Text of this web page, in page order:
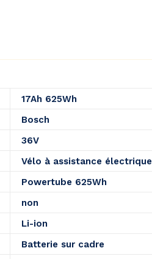
17Ah 625Wh
Bosch
36V
Vélo à assistance électrique
Powertube 625Wh
non
Li-ion
Batterie sur cadre